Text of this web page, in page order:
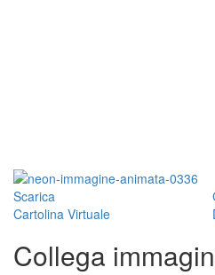
Scarica
Cartolina Virtuale
Collega